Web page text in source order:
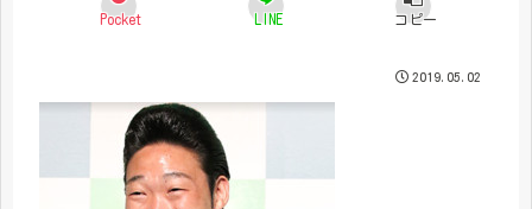
Pocket LINE コピー
2019.05.02